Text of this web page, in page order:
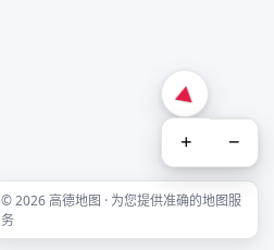
+ −
© 2026 高德地图 · 为您提供准确的地图服
务